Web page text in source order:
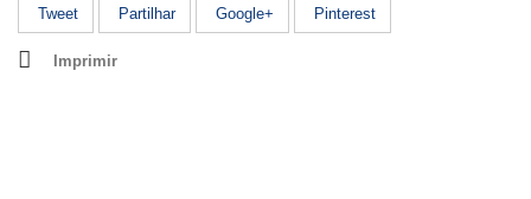
Tweet
Partilhar Google+ Pinterest
Imprimir